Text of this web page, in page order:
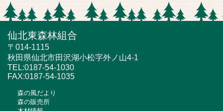
仙北東森林組合
〒014-1115
秋田県仙北市田沢湖小松字外ノ山4-1
TEL:0187-54-1030
FAX:0187-54-1035
森の風だより
森の販売所